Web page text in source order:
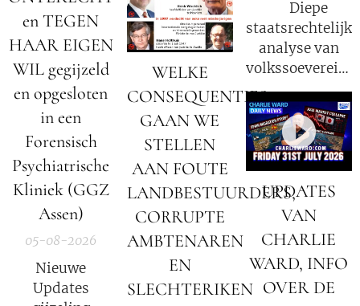
en TEGEN
HAAR EIGEN
WIL gegijzeld
en opgesloten
in een
Forensisch
Psychiatrische
Kliniek (GGZ
Assen)
05-08-2026
Nieuwe
Updates
⚖️ Diepe
staatsrechtelijke
analyse van
in Nederland
WELKE
CONSEQUENTIES
GAAN WE
STELLEN
AAN FOUTE
LANDBESTUURDERS,
CORRUPTE
AMBTENAREN
EN
SLECHTERIKEN
UPDATES
VAN
CHARLIE
WARD, INFO
OVER DE